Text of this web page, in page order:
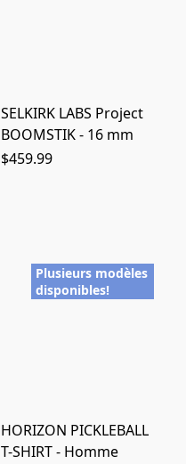
SELKIRK LABS Project
BOOMSTIK - 16 mm
$459.99
Plusieurs modèles
disponibles!
HORIZON PICKLEBALL
T-SHIRT - Homme